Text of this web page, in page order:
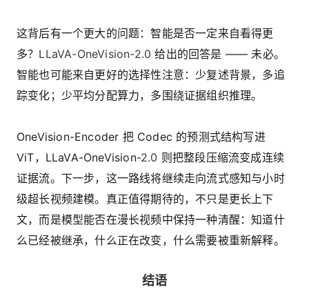
这背后有一个更大的问题：智能是否一定来自看得更
多？ LLaVA-OneVision-2.0 给出的回答是 —— 未必。
智能也可能来自更好的选择性注意：少复述背景，多追
踪变化；少平均分配算力，多围绕证据组织推理。
OneVision-Encoder 把 Codec 的预测式结构写进
ViT，LLaVA-OneVision-2.0 则把整段压缩流变成连续
证据流。下一步，这一路线将继续走向流式感知与小时
级超长视频建模。真正值得期待的，不只是更长上下
文，而是模型能否在漫长视频中保持一种清醒：知道什
么已经被继承，什么正在改变，什么需要被重新解释。
结语